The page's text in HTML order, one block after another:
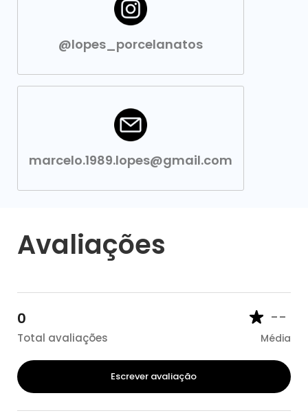
@lopes_porcelanatos
marcelo.1989.lopes@gmail.com
Avaliações
0
Total avaliações
--
Média
Escrever avaliação